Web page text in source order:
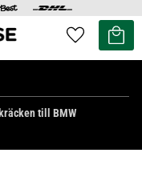
Favoriter
Kundvagn
till BMW